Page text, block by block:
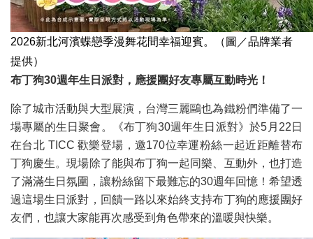
2026新北河濱蝶戀季漫舞花間幸福迎賓。（圖／品牌業者
提供）
布丁狗30週年生日派對，應援團好友專屬互動時光！
除了城市活動與大型展演，台灣三麗鷗也為鐵粉們準備了一
場專屬的生日聚會。《布丁狗30週年生日派對》於5月22日
在台北 TICC 歡樂登場，邀170位幸運粉絲一起近距離替布
丁狗慶生。現場除了能與布丁狗一起同樂、互動外，也打造
了滿滿生日氛圍，讓粉絲留下最難忘的30週年回憶！希望透
過這場生日派對，回饋一路以來始終支持布丁狗的應援團好
友們，也讓大家能再次感受到角色帶來的溫暖與快樂。